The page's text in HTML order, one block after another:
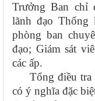
Trưởng Ban chỉ
lãnh đạo Thống
phòng ban
đạo; Giám sát
các ấp.
Tổng điều tra
có ý nghĩa đặc